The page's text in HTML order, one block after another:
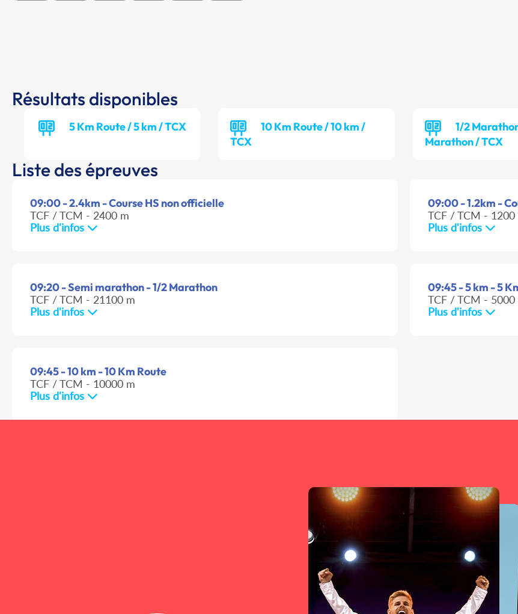
Résultats disponibles
5 Km Route / 5 km / TCX
10 Km Route / 10 km /
TCX
1/2
Marathon / TCX
Liste des épreuves
09:00 - 2.4km - Course HS non officielle
TCF / TCM - 2400 m
Plus d'infos
09:00 - 1.2km -
TCF / TCM - 1200
Plus d'infos
09:20 - Semi marathon - 1/2 Marathon
TCF / TCM - 21100 m
Plus d'infos
09:45 - 5 km - 5
TCF / TCM - 5000
Plus d'infos
09:45 - 10 km - 10 Km Route
TCF / TCM - 10000 m
Plus d'infos